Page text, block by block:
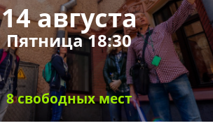
14 августа
Пятница 18:30
8 свободных мест